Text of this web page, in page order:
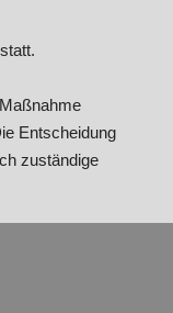
Entscheidung
zuständige